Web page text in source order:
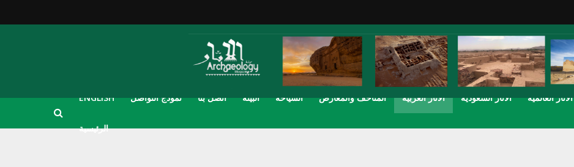
ENGLISH نموذج التواصل اتصل بنا البيئة السياحة المتاحف والمعارض الاثار العربية الاثار السعودية الاثار العالمية
الرئيسية